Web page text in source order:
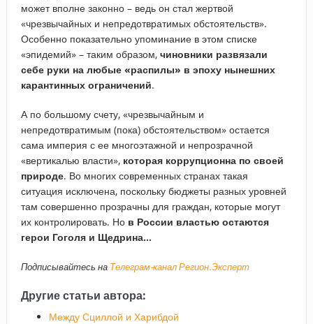
может вполне законно – ведь он стал жертвой
«чрезвычайных и непредотвратимых обстоятельств».
Особенно показательно упоминание в этом списке
«эпидемий» – таким образом, чиновники развязали
себе руки на любые «распилы» в эпоху нынешних
карантинных ограничений.
А по большому счету, «чрезвычайным и
непредотвратимым (пока) обстоятельством» остается
сама империя с ее многоэтажной и непрозрачной
«вертикалью власти»,которая коррупционна по своей
природе. Во многих современных странах такая
ситуация исключена, поскольку бюджеты разных уровней
там совершенно прозрачны для граждан, которые могут
их контролировать. Но в России властью остаются
герои Гоголя и Щедрина…
Подписывайтесь на Телеграм-канал Регион.Эксперт
Другие статьи автора:
Между Сциллой и Харибдой